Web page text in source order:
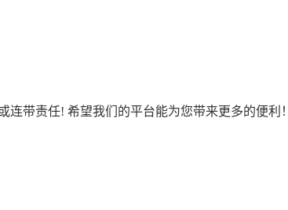
带责任! 希望我们的平台能为您带来更多的便利！